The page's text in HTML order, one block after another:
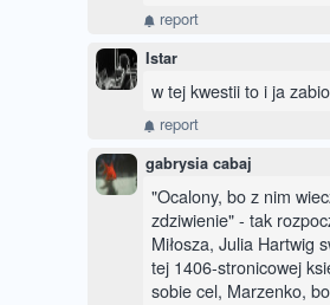
report
Istar
w tej kwestii to i ja
report
gabrysia cabaj
"Ocalony, bo z nim
zdziwienie" - tak
Miłosza, Julia Hartwig
tej 1406-stronicowej
sobie cel, Marzenko,